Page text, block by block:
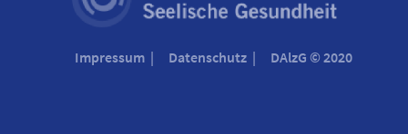
Impressum Datenschutz DAlzG © 2020